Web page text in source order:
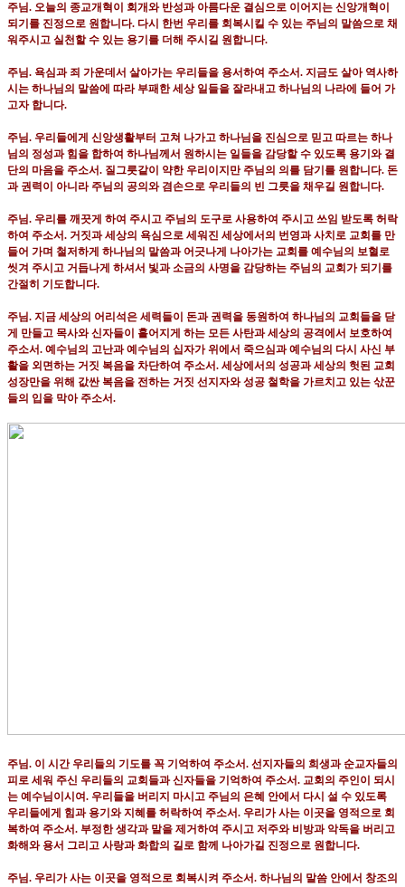
주님. 오늘의 종교개혁이 회개와 반성과 아름다운 결심으로 이어지는 신앙개혁이
되기를 진정으로 원합니다. 다시 한번 우리를 회복시킬 수 있는 주님의 말씀으로 채
워주시고 실천할 수 있는 용기를 더해 주시길 원합니다.
주님. 욕심과 죄 가운데서 살아가는 우리들을 용서하여 주소서. 지금도 살아 역사하
시는 하나님의 말씀에 따라 부패한 세상 일들을 잘라내고 하나님의 나라에 들어 가
고자 합니다.
주님. 우리들에게 신앙생활부터 고쳐 나가고 하나님을 진심으로 믿고 따르는 하나
님의 정성과 힘을 합하여 하나님께서 원하시는 일들을 감당할 수 있도록 용기와 결
단의 마음을 주소서. 질그릇같이 약한 우리이지만 주님의 의를 담기를 원합니다. 돈
과 권력이 아니라 주님의 공의와 겸손으로 우리들의 빈 그릇을 채우길 원합니다.
주님. 우리를 깨끗게 하여 주시고 주님의 도구로 사용하여 주시고 쓰임 받도록 허락
하여 주소서. 거짓과 세상의 욕심으로 세워진 세상에서의 번영과 사치로 교회를 만
들어 가며 철저하게 하나님의 말씀과 어긋나게 나아가는 교회를 예수님의 보혈로
씻겨 주시고 거듭나게 하셔서 빛과 소금의 사명을 감당하는 주님의 교회가 되기를
간절히 기도합니다.
주님. 지금 세상의 어리석은 세력들이 돈과 권력을 동원하여 하나님의 교회들을 닫
게 만들고 목사와 신자들이 흩어지게 하는 모든 사탄과 세상의 공격에서 보호하여
주소서. 예수님의 고난과 예수님의 십자가 위에서 죽으심과 예수님의 다시 사신 부
활을 외면하는 거짓 복음을 차단하여 주소서. 세상에서의 성공과 세상의 헛된 교회
성장만을 위해 값싼 복음을 전하는 거짓 선지자와 성공 철학을 가르치고 있는 삯꾼
들의 입을 막아 주소서.
주님. 이 시간 우리들의 기도를 꼭 기억하여 주소서. 선지자들의 희생과 순교자들의
피로 세워 주신 우리들의 교회들과 신자들을 기억하여 주소서. 교회의 주인이 되시
는 예수님이시여. 우리들을 버리지 마시고 주님의 은혜 안에서 다시 설 수 있도록
우리들에게 힘과 용기와 지혜를 허락하여 주소서. 우리가 사는 이곳을 영적으로 회
복하여 주소서. 부정한 생각과 말을 제거하여 주시고 저주와 비방과 악독을 버리고
화해와 용서 그리고 사랑과 화합의 길로 함께 나아가길 진정으로 원합니다.
주님. 우리가 사는 이곳을 영적으로 회복시켜 주소서. 하나님의 말씀 안에서 창조의